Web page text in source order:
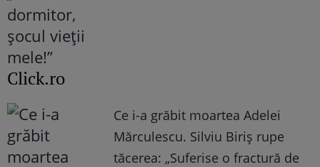
Click.ro
Ce i-a grăbit moartea Adelei
Mărculescu. Silviu Biriș rupe
tăcerea: „Suferise o fractură de